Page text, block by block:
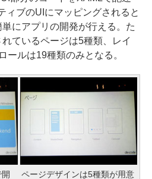
ィブのUIにマッピングされると
にアプリの開発が行える。た
ているページは5種類、レイ
ールは19種類のみとなる。
ページデザインは5種類が用意